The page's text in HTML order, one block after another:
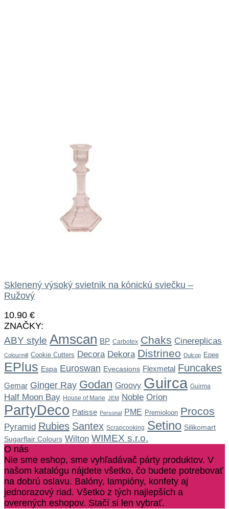
Sklenený výsoký svietnik na kónickú sviečku –
Ružový
10.90 €
ZNAČKY:
ABY style Amscan BP Carbotex Chaks Cinereplicas
Colourmill Cookie Cutters Decora Dekora Distrineo Dulcop Epee
EPlus Espa Euroswan Eyecasions Flexmetal Funcakes
Gemar Ginger Ray Godan Groovy Guirca Guirma
Half Moon Bay House of Marie JEM Noble Orion
PartyDeco Patisse Personal PME Premioloon Procos
Pyramid Rubies Santex Scrapcooking Setino Silikomart
Sugarflair Colours Wilton WIMEX s.r.o.
O nás
Nie sme eshop, sme vyhľadávač párty produktov. V
našom katalógu nájdete všetko, čo budete potrebovať
na dobrú oslavu. Balóny, lampióny, konfety aj
jednorazový riad. Všetko z tých najlepších a
overených eshopov. Stačí si len vybrať.